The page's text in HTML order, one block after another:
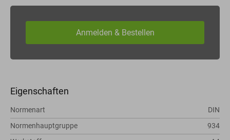
Eigenschaften
Normenart
DIN
Normenhauptgruppe
934